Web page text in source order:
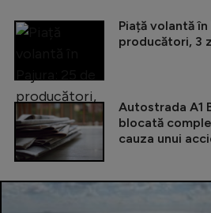
Piață volantă în
producători, 3
Autostrada A1
blocată
cauza unui